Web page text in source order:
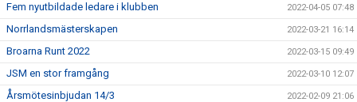
Fem nyutbildade ledare i klubben 2022-04-05 07:48
Norrlandsmästerskapen 2022-03-21 16:14
Broarna Runt 2022 2022-03-15 09:49
JSM en stor framgång 2022-03-10 12:07
Årsmötesinbjudan 14/3 2022-02-09 21:06